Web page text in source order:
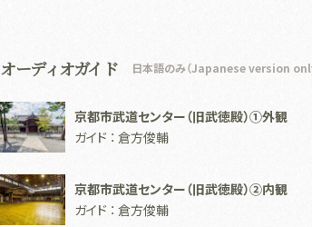
オーディオガイド 日本語のみ（Japanese version
京都市武道センター（旧武徳殿）①外観
ガイド ： 倉方俊輔
京都市武道センター（旧武徳殿）②内観
ガイド ： 倉方俊輔